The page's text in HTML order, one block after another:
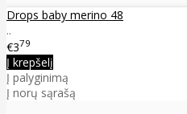
Drops baby merino 48
..
€379
Į krepšelį
Į palyginimą
Į norų sąrašą